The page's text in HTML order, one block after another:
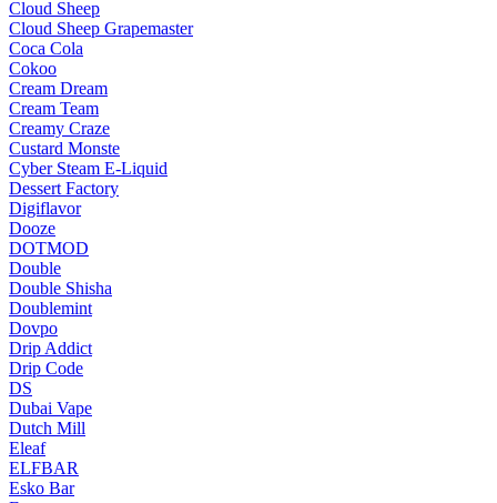
Cloud Sheep
Cloud Sheep Grapemaster
Coca Cola
Cokoo
Cream Dream
Cream Team
Creamy Craze
Custard Monste
Cyber Steam E-Liquid
Dessert Factory
Digiflavor
Dooze
DOTMOD
Double
Double Shisha
Doublemint
Dovpo
Drip Addict
Drip Code
DS
Dubai Vape
Dutch Mill
Eleaf
ELFBAR
Esko Bar